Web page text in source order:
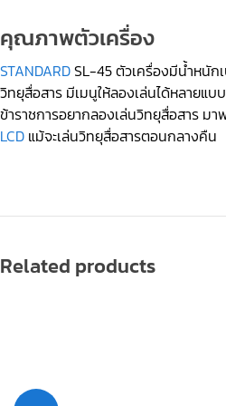
คุณภาพตัวเครื่อง
STANDARDSL-45 ตัวเครื่องมีน้ำหนัก
วิทยุสื่อสาร มีเมนูให้ลองเล่นได้หลายแบ
ข้าราชการอยากลองเล่นวิทยุสื่อสาร
LCD แม้จะเล่นวิทยุสื่อสารตอนกลางคืน
Related products